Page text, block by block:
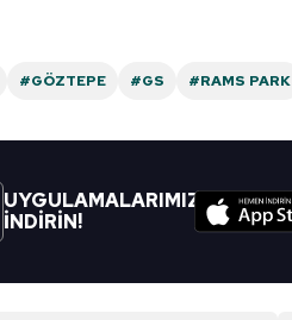
#GÖZTEPE #GS #RAMS PARK
UYGULAMALARIMIZI
İNDİRİN!